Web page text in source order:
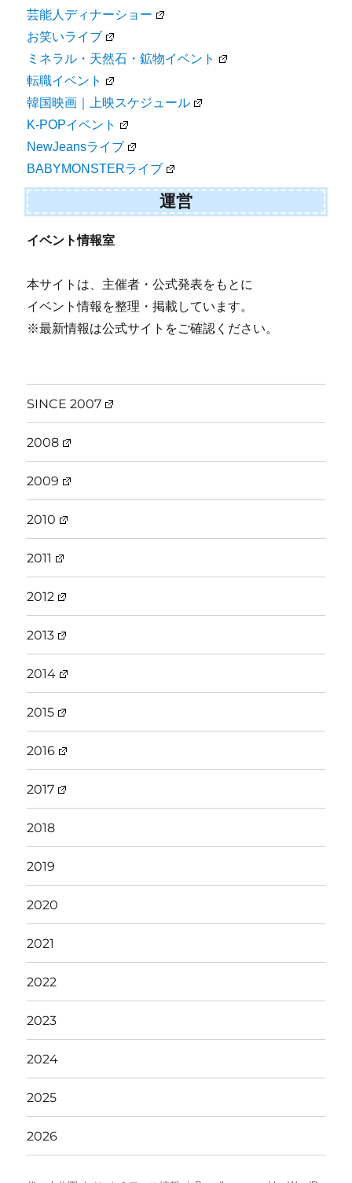
芸能人ディナーショー
お笑いライブ
ミネラル・天然石・鉱物イベント
転職イベント
韓国映画｜上映スケジュール
K-POPイベント
NewJeansライブ
BABYMONSTERライブ
運営
イベント情報室
本サイトは、主催者・公式発表をもとに
イベント情報を整理・掲載しています。
※最新情報は公式サイトをご確認ください。
SINCE 2007
2008
2009
2010
2011
2012
2013
2014
2015
2016
2017
2018
2019
2020
2021
2022
2023
2024
2025
2026